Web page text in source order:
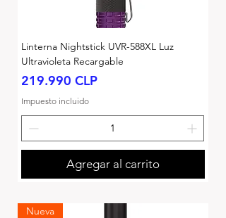
Linterna Nightstick UVR-588XL Luz
Ultravioleta Recargable
Precio
219.990 CLP
Impuesto incluido
Agregar al carrito
Nueva